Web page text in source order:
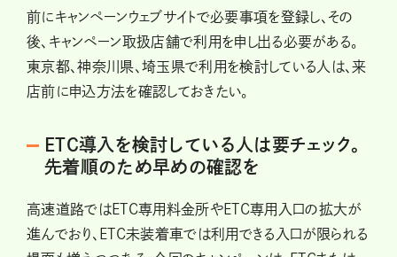
前にキャンペーンウェブサイトで必要事項を登録し、その
後、キャンペーン取扱店舗で利用を申し出る必要がある。
東京都、神奈川県、埼玉県で利用を検討している人は、来
店前に申込方法を確認しておきたい。
ETC導入を検討している人は要チェック。
先着順のため早めの確認を
高速道路ではETC専用料金所やETC専用入口の拡大が
進んでおり、ETC未装着車では利用できる入口が限られる